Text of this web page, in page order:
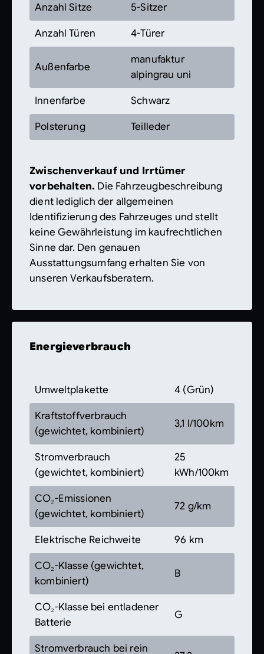
Anzahl Sitze 5-Sitzer
Anzahl Türen 4-Türer
Außenfarbe
manufaktur
alpingrau uni
Innenfarbe Schwarz
Polsterung Teilleder
Zwischenverkauf und Irrtümer
vorbehalten. Die Fahrzeugbeschreibung
dient lediglich der allgemeinen
Identifizierung des Fahrzeuges und stellt
keine Gewährleistung im kaufrechtlichen
Sinne dar. Den genauen
Ausstattungsumfang erhalten Sie von
unseren Verkaufsberatern.
Energieverbrauch
Umweltplakette 4 (Grün)
Kraftstoffverbrauch
(gewichtet, kombiniert)
3,1 l/100km
Stromverbrauch
(gewichtet, kombiniert)
25
kWh/100km
CO₂-Emissionen
(gewichtet, kombiniert)
72 g/km
Elektrische Reichweite 96 km
CO₂-Klasse (gewichtet,
kombiniert)
B
CO₂-Klasse bei entladener
Batterie
G
Stromverbrauch bei rein